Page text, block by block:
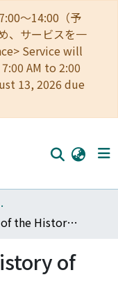
～14:00（予
、サービスを一
Service will
AM to 2:00
13, 2026 due
1739 Study of the History of Mathematics
of